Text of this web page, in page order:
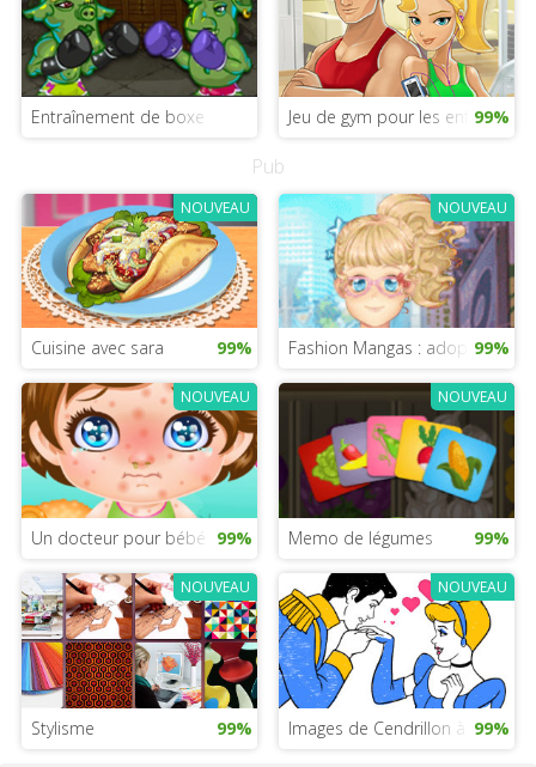
Entraînement de boxe avec le GrinchJeu de gym pour les enfants
99%
Pub
NOUVEAU
Cuisine avec sara 99%
NOUVEAU
Fashion Mangas : adopte le
99%
NOUVEAU
Un docteur pour bébé Lily99%
NOUVEAU
Memo de légumes 99%
NOUVEAU
Stylisme 99%
NOUVEAU
Images de Cendrillon à colorier
99%